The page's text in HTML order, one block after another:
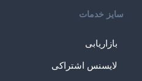
سایز خدمات
بازاریابی
لایسنس اشتراکی